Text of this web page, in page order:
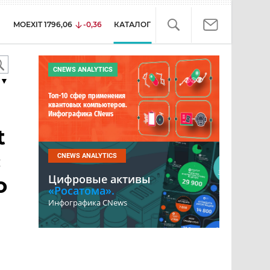
MOEXIT 1796,06 -0,36 КАТАЛОГ
▼
CNEWS ANALYTICS
Топ-10 сфер применения
квантовых компьютеров.
Инфографика CNews
CNEWS ANALYTICS
Цифровые активы
«Росатома».
Инфографика CNews